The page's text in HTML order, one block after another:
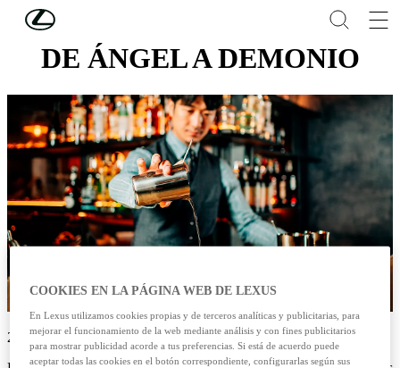
Skip to Main Content
DE ÁNGEL A DEMONIO
23/10/2024
COOKIES EN LA PÁGINA WEB DE LEXUS
En Lexus utilizamos cookies propias y de terceros analíticas y publicitarias, para
mejorar el funcionamiento de la web mediante análisis y con fines publicitarios
para mostrar publicidad acorde a tus preferencias. Si está de acuerdo puede
aceptar todas las cookies en el botón correspondiente, configurarlas según sus